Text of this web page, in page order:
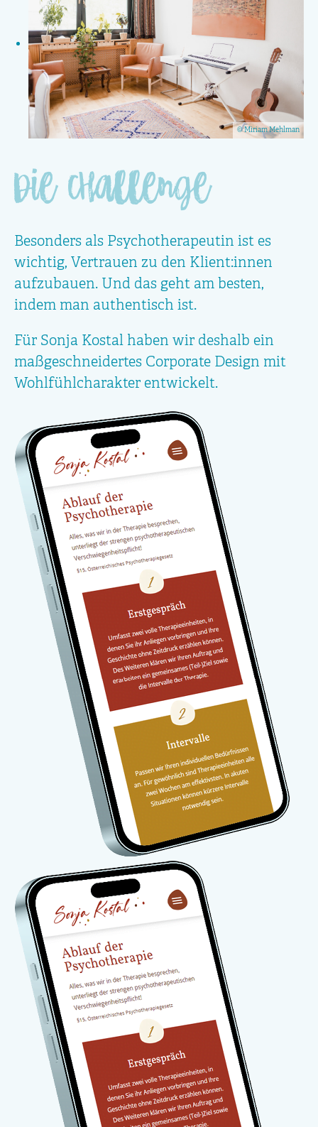
© Miriam Mehlman
die Challenge
Besonders als Psychotherapeutin ist es
wichtig, Vertrauen zu den Klient:innen
aufzubauen. Und das geht am besten,
indem man authentisch ist.
Für Sonja Kostal haben wir deshalb ein
maßgeschneidertes Corporate Design mit
Wohlfühlcharakter entwickelt.